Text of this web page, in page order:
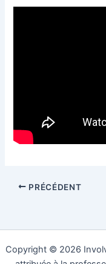
PRÉCÉDENT
Copyright © 2026